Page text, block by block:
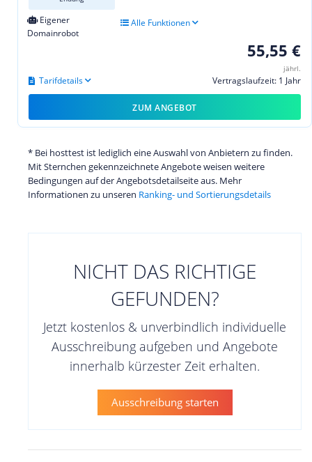
Eigener
Domainrobot
Alle Funktionen
55,55 €
jährl.
Vertragslaufzeit: 1 Jahr
Tarifdetails
ZUM ANGEBOT
* Bei hosttest ist lediglich eine Auswahl von Anbietern zu finden.
Mit Sternchen gekennzeichnete Angebote weisen weitere
Bedingungen auf der Angebotsdetailseite aus. Mehr
Informationen zu unseren Ranking- und Sortierungsdetails
NICHT DAS RICHTIGE
GEFUNDEN?
Jetzt kostenlos & unverbindlich individuelle
Ausschreibung aufgeben und Angebote
innerhalb kürzester Zeit erhalten.
Ausschreibung starten